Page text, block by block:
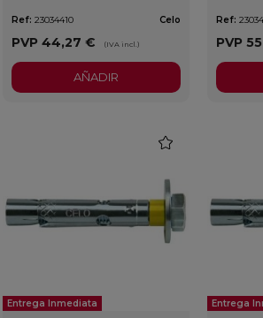
Ref: 23034410 Celo
PVP 44,27 € (IVA incl.)
AÑADIR
Ref:
PVP
Entrega Inmediata Entrega